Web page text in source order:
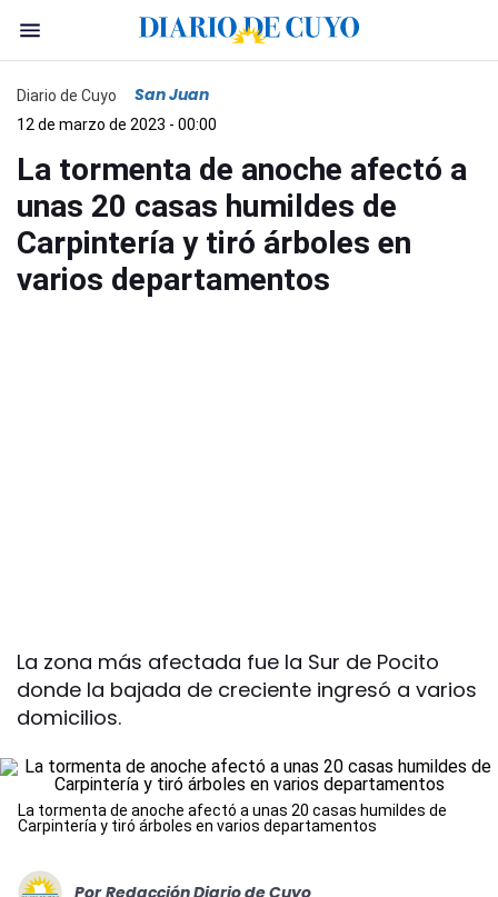
Diario de Cuyo San Juan
12 de marzo de 2023 - 00:00
La tormenta de anoche afectó a
unas 20 casas humildes de
Carpintería y tiró árboles en
varios departamentos
La zona más afectada fue la Sur de Pocito
donde la bajada de creciente ingresó a varios
domicilios.
La tormenta de anoche afectó a unas 20 casas humildes de
Carpintería y tiró árboles en varios departamentos
Por Redacción Diario de Cuyo